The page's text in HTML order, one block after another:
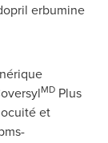
erbumine
MD Plus
et